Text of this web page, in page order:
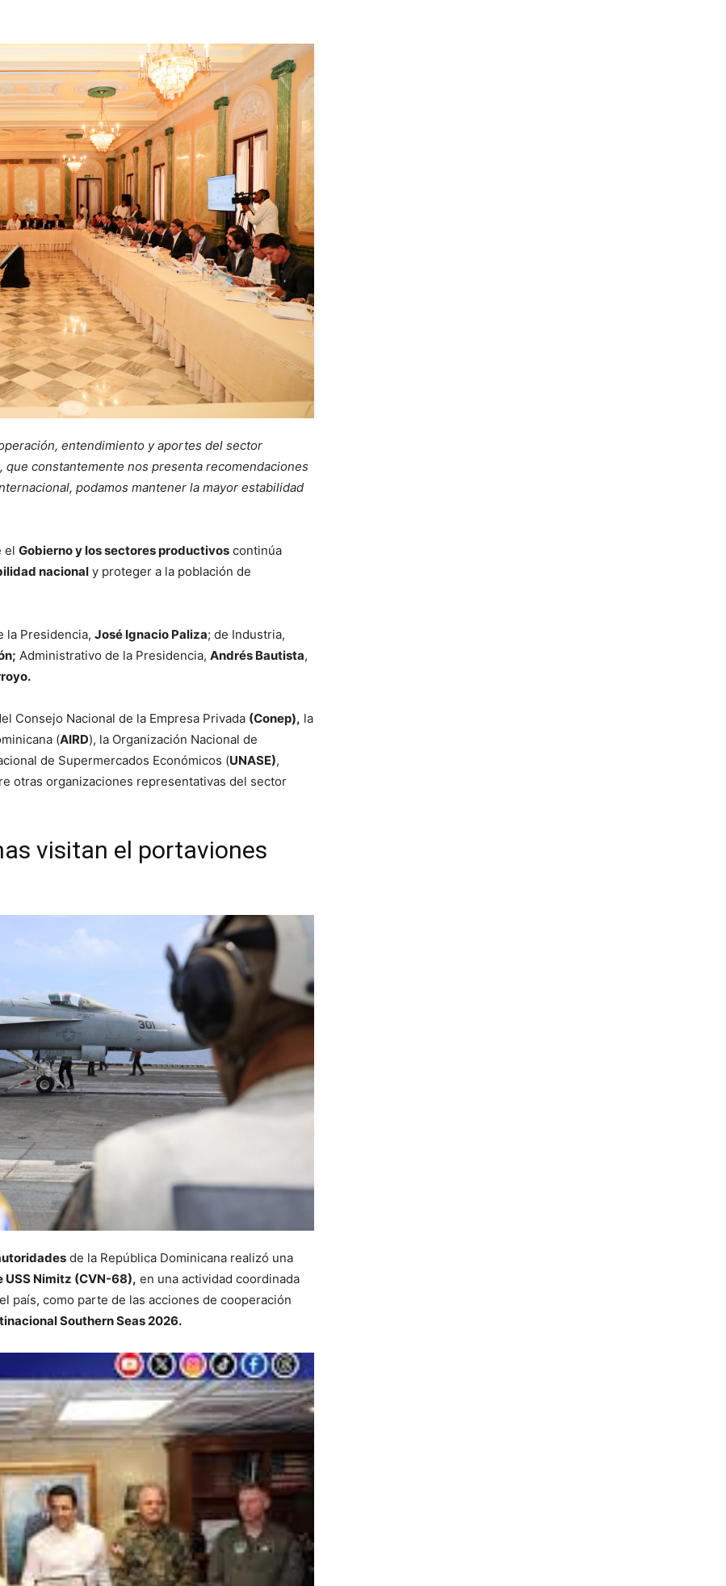
entendimiento y aportes del sector
constantemente nos presenta recomendaciones
podamos mantener la mayor estabilidad
el Gobierno y los sectores productivos continúa
nacional y proteger a la población de
la Presidencia, José Ignacio Paliza; de Industria,
Administrativo de la Presidencia, Andrés Bautista,
Consejo Nacional de la Empresa Privada (Conep), la
(AIRD), la Organización Nacional de
de Supermercados Económicos (UNASE),
otras organizaciones representativas del sector
visitan el portaviones
de la República Dominicana realizó una
Nimitz (CVN-68), en una actividad coordinada
país, como parte de las acciones de cooperación
Southern Seas 2026.